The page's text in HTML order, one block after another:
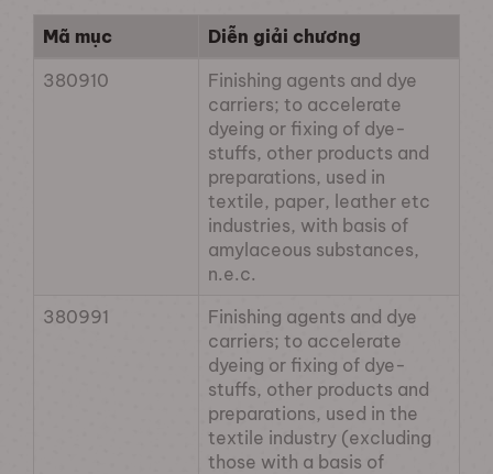
Mã mục
Diễn giải chương
380910
Finishing agents and dye
carriers; to accelerate
dyeing or fixing of dye-
stuffs, other products and
preparations, used in
textile, paper, leather etc
industries, with basis of
amylaceous substances,
n.e.c.
380991
Finishing agents and dye
carriers; to accelerate
dyeing or fixing of dye-
stuffs, other products and
preparations, used in the
textile industry (excluding
those with a basis of